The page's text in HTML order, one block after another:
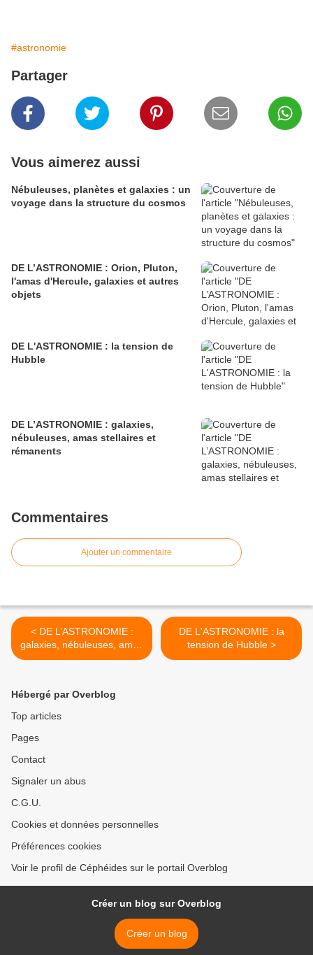
#astronomie
Partager
Vous aimerez aussi
Nébuleuses, planètes et galaxies : un
voyage dans la structure du cosmos
DE L’ASTRONOMIE : Orion, Pluton,
l'amas d'Hercule, galaxies et autres
objets
DE L'ASTRONOMIE : la tension de
Hubble
DE L’ASTRONOMIE : galaxies,
nébuleuses, amas stellaires et
rémanents
Commentaires
Ajouter un commentaire
< DE L’ASTRONOMIE :
galaxies, nébuleuses, amas
stellaires et rémanents
DE L'ASTRONOMIE : la
tension de Hubble >
Hébergé par Overblog
Top articles
Pages
Contact
Signaler un abus
C.G.U.
Cookies et données personnelles
Préférences cookies
Voir le profil de Céphéides sur le portail Overblog
Créer un blog sur Overblog
Créer un blog